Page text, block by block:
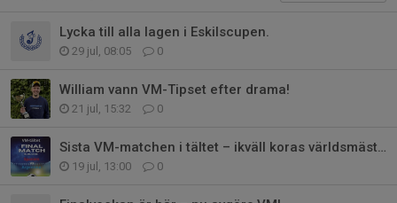
Lycka till alla lagen i Eskilscupen.
29 jul, 08:05 0
William vann VM-Tipset efter drama!
21 jul, 15:32 0
Sista VM-matchen i tältet – ikväll koras världsmästaren!
19 jul, 13:00 0